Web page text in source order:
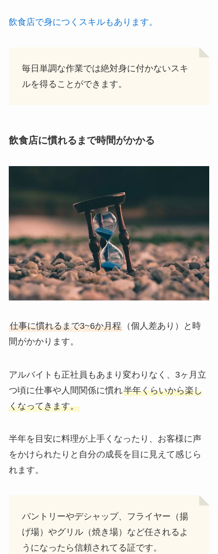
飲食店で身につくスキルもあります。
毎日単調な作業では絶対身に付かないスキ
ルを得ることができます。
飲食店に慣れるまで時間がかかる
仕事に慣れるまで3~6か月程（個人差あり）と時
間がかかります。
アルバイトも正社員もあまり変わりなく、3ヶ月立
つ頃に仕事や人間関係に慣れ半年くらいから楽し
くなってきます。
半年を目安に料理が上手くなったり、お客様に声
をかけられたりと自分の成長を目に見えて感じら
れます。
パントリーやデシャップ、フライヤー（揚
げ場）やグリル（焼き場）など任されるよ
うになったら信頼されてる証です。